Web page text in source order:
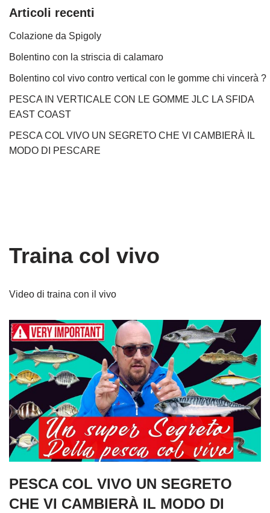
Articoli recenti
Colazione da Spigoly
Bolentino con la striscia di calamaro
Bolentino col vivo contro vertical con le gomme chi vincerà ?
PESCA IN VERTICALE CON LE GOMME JLC LA SFIDA
EAST COAST
PESCA COL VIVO UN SEGRETO CHE VI CAMBIERÀ IL
MODO DI PESCARE
Traina col vivo
Video di traina con il vivo
PESCA COL VIVO UN SEGRETO
CHE VI CAMBIERÀ IL MODO DI